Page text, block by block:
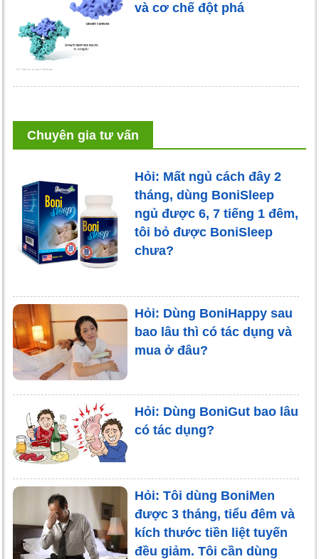
và cơ chế đột phá
Chuyên gia tư vấn
Hỏi: Mất ngủ cách đây 2
tháng, dùng BoniSleep
ngủ được 6, 7 tiếng 1 đêm,
tôi bỏ được BoniSleep
chưa?
Hỏi: Dùng BoniHappy sau
bao lâu thì có tác dụng và
mua ở đâu?
Hỏi: Dùng BoniGut bao lâu
có tác dụng?
Hỏi: Tôi dùng BoniMen
được 3 tháng, tiểu đêm và
kích thước tiền liệt tuyến
đều giảm. Tôi cần dùng